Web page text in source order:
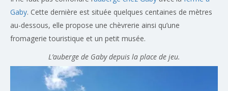
Gaby. Cette dernière est située quelques centaines de mètres
au-dessous, elle propose une chèvrerie ainsi qu’une
fromagerie touristique et un petit musée.
L’auberge de Gaby depuis la place de jeu.